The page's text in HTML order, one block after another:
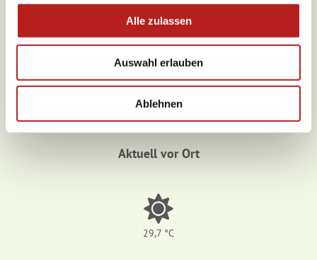
Alle zulassen
Auswahl erlauben
Ablehnen
Wetter
Aktuell vor Ort
29,7 °C